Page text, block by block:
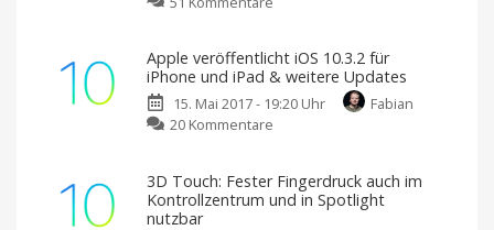
iOS
10
Einträge
behalten:
Das
Einstellungen
Apple veröffentlicht iOS 10.3.2 für
iPhone und iPad & weitere Updates
15. Mai 2017 - 19:20 Uhr
Fabian
20 Kommentare
iOS
10.3.2
3D Touch: Fester Fingerdruck auch im
Kontrollzentrum und in Spotlight
nutzbar